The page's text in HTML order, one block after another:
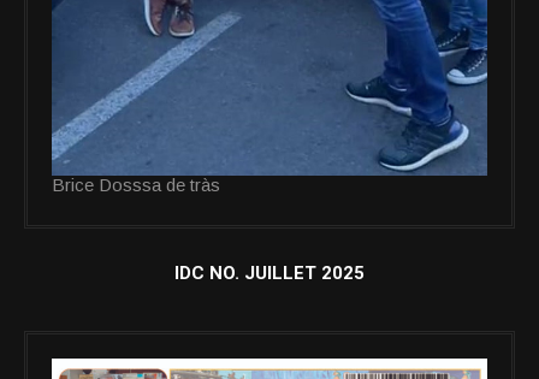
Brice Dosssa de tràs
IDC NO. JUILLET 2025